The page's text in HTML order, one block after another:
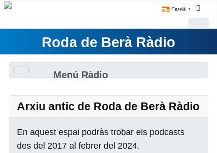
Català ▼
Roda de Berà Ràdio
Menú Ràdio
Arxiu antic de Roda de Berà Ràdio
En aquest espai podràs trobar els podcasts
des del 2017 al febrer del 2024.